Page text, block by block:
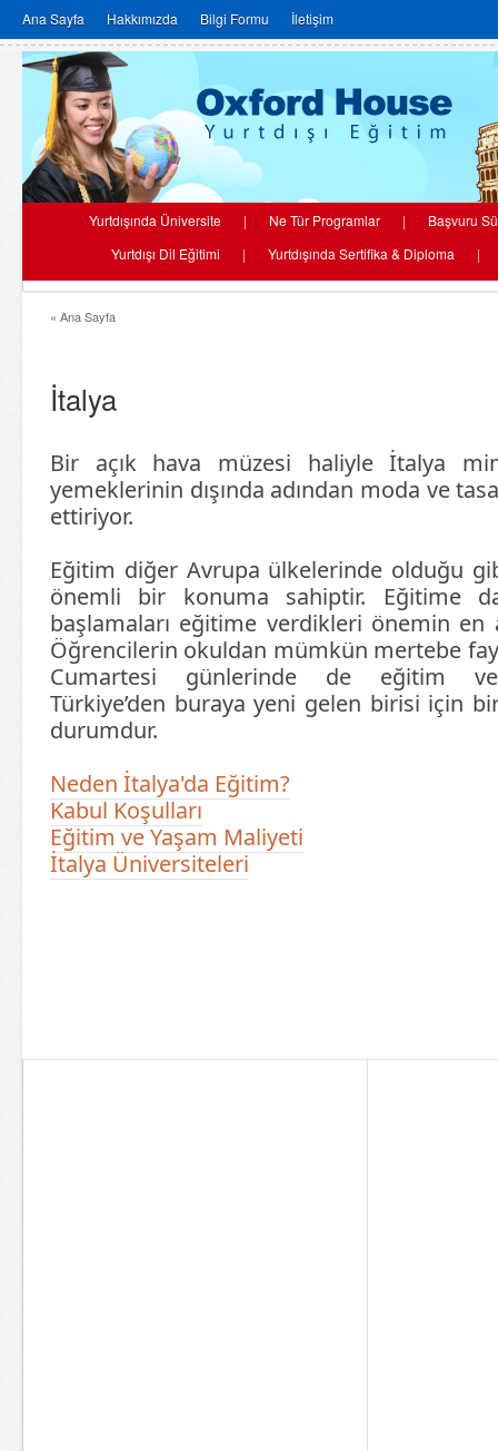
Ana Sayfa Hakkımızda Bilgi Formu İletişim
Yurtdışında Üniversite | Ne Tür Programlar |
Başvuru
Yurtdışı Dil Eğitimi
| Yurtdışında Sertifika & Diploma |
« Ana Sayfa
İtalya
Bir açık hava müzesi haliyle İtalya
yemeklerinin dışında adından moda ve
ettiriyor.
Eğitim diğer Avrupa ülkelerinde olduğu
önemli bir konuma sahiptir. Eğitime
başlamaları eğitime verdikleri önemin en
Öğrencilerin okuldan mümkün mertebe
Cumartesi günlerinde de eğitim
Türkiye’den buraya yeni gelen birisi için
durumdur.
Neden İtalya'da Eğitim?
Kabul Koşulları
Eğitim ve Yaşam Maliyeti
İtalya Üniversiteleri